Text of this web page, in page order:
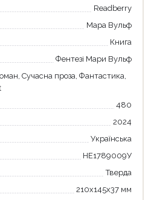
Readberry
Мара Вульф
Книга
Фентезі Мари Вульф
Сучасна проза, Фантастика,
480
2024
Українська
НЕ1789009У
Тверда
210x145x37 мм